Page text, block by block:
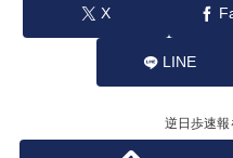
X
LINE
逆日歩速報